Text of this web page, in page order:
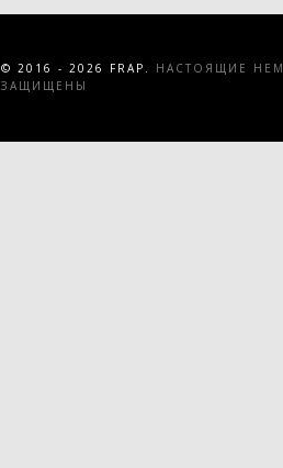
© 2016 - 2026 FRAP.
НАСТОЯЩИЕ
ЗАЩИЩЕНЫ